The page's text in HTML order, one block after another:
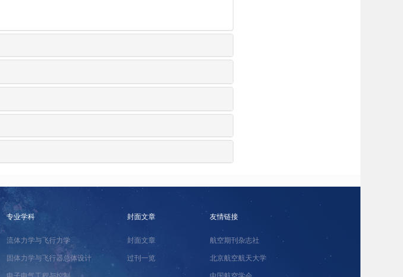
专业学科
流体力学与飞行力学
固体力学与飞行器总体设计
封面文章
封面文章
过刊一览
友情链接
航空期刊杂志社
北京航空航天大学